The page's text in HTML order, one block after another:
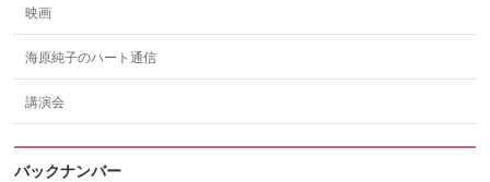
映画
海原純子のハート通信
講演会
バックナンバー